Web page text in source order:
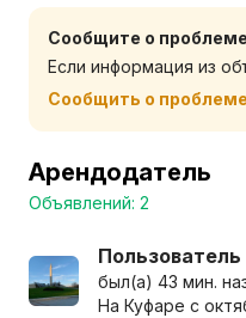
Сообщите о проблеме
Если информация из
Сообщить о проблеме
Арендодатель
Объявлений: 2
Пользователь
был(а) 43 мин.
На Куфаре с